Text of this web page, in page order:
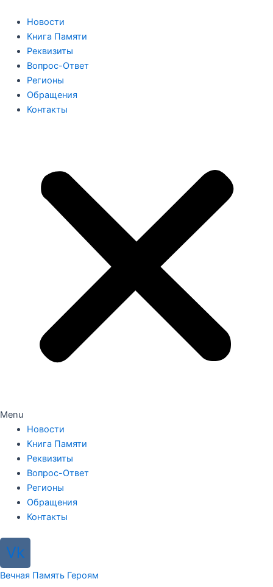
содержимому
Новости
Книга Памяти
Реквизиты
Вопрос-Ответ
Регионы
Обращения
Контакты
Menu
Новости
Книга Памяти
Реквизиты
Вопрос-Ответ
Регионы
Обращения
Контакты
Vk
Вечная Память Героям